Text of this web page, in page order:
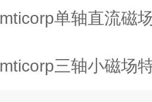
mticorp单轴直流磁
mticorp三轴小磁场